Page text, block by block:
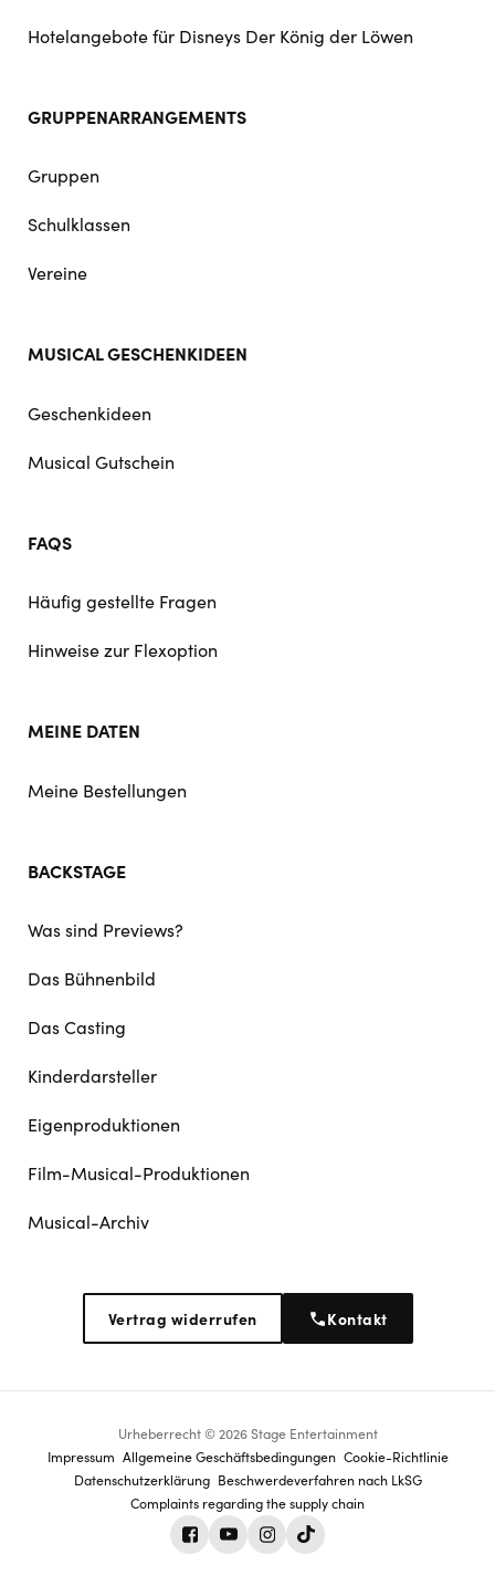
Hotelangebote für Disneys Der König der Löwen
GRUPPENARRANGEMENTS
Gruppen
Schulklassen
Vereine
MUSICAL GESCHENKIDEEN
Geschenkideen
Musical Gutschein
FAQS
Häufig gestellte Fragen
Hinweise zur Flexoption
MEINE DATEN
Meine Bestellungen
BACKSTAGE
Was sind Previews?
Das Bühnenbild
Das Casting
Kinderdarsteller
Eigenproduktionen
Film-Musical-Produktionen
Musical-Archiv
Vertrag widerrufen Kontakt
Urheberrecht © 2026 Stage Entertainment
Footer
navigation
Impressum Allgemeine Geschäftsbedingungen Cookie-Richtlinie
Datenschutz­erklärung Beschwerdeverfahren nach LkSG
Complaints regarding the supply chain
FacebookYoutubeInstagram
Tiktok